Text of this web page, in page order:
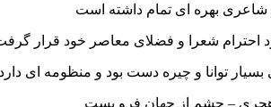
بهره ای تمام داشته است
احترام شعرا و فضلای معاصر خود قرار
توانا و چیره دست بود و منظومه ای دارد